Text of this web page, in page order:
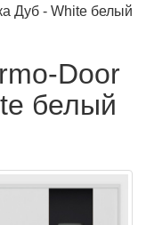
Дуб - White белый
Door
белый